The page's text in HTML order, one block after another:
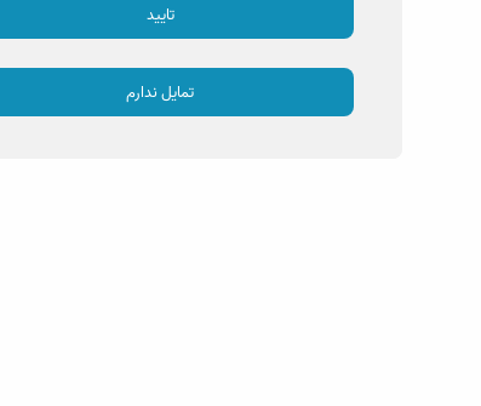
تایید
تمایل ندارم